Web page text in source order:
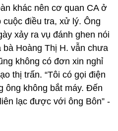
khác nên cơ quan CA ở
điều tra, xử lý. Ông
xảy ra vụ đánh ghen nói
bà Hoàng Thị H. vẫn chưa
không có đơn xin nghỉ
thị trấn. “Tôi có gọi điện
ông không bắt máy. Đến
lạc được với ông Bôn” -